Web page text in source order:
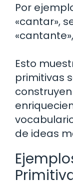
Por
«cantar»,
Esto
primitivas
de ideas